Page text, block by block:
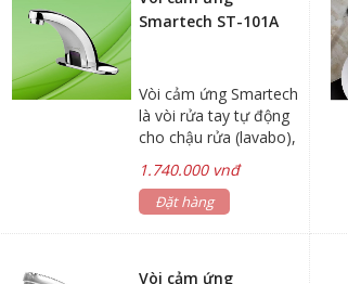
Hợp kim Đồng-Crôm
Smartech ST-101A
Vòi cảm ứng Smartech
là vòi rửa tay tự động
cho chậu rửa (lavabo),
vòi xả thủ công, sử
dụng trong nhà vệ sinh
học,...mang đến sự
1.740.000 vnđ
Đặt hàng
Vòi cảm ứng